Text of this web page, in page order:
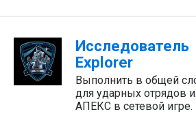
Исследователь
Explorer
Выполнить в общей
для ударных отрядов
АПЕКС в сетевой игре.